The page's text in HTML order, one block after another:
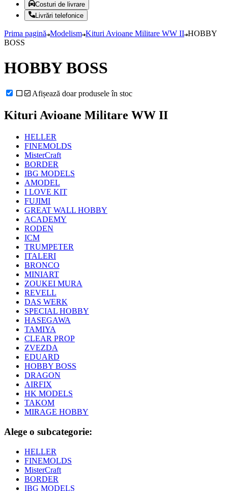
Costuri de livrare
Livrări telefonice
Prima pagină Modelism Kituri Avioane Militare WW II HOBBY
BOSS
HOBBY BOSS
Afișează doar produsele în stoc
Kituri Avioane Militare WW II
HELLER
FINEMOLDS
MisterCraft
BORDER
IBG MODELS
AMODEL
I LOVE KIT
FUJIMI
GREAT WALL HOBBY
ACADEMY
RODEN
ICM
TRUMPETER
ITALERI
BRONCO
MINIART
ZOUKEI MURA
REVELL
DAS WERK
SPECIAL HOBBY
HASEGAWA
TAMIYA
CLEAR PROP
ZVEZDA
EDUARD
HOBBY BOSS
DRAGON
AIRFIX
HK MODELS
TAKOM
MIRAGE HOBBY
Alege o subcategorie:
HELLER
FINEMOLDS
MisterCraft
BORDER
IBG MODELS